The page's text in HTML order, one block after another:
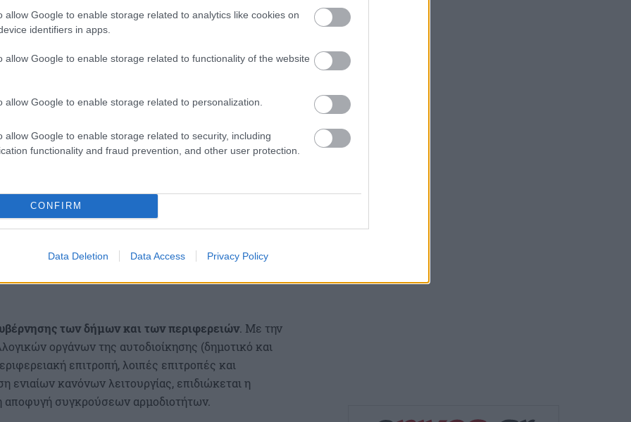
allow Google to enable storage related to analytics like cookies on
identifiers in apps.
allow Google to enable storage related to functionality of the website
allow Google to enable storage related to personalization.
allow Google to enable storage related to security, including
functionality and fraud prevention, and other user protection.
CONFIRM
Data Deletion Data Access Privacy Policy
του. Αναβάθμιση των συμβουλίων νέων, με
διαδικασία ψηφοφορίας.
των αιρετών οργάνων.Η υποχρέωση
των ψηφιακών μέσων και η ενίσχυση των
ενός πλαισίου που ενισχύει την εμπιστοσύνη
των δήμων και των περιφερειών. Με την
οργάνων της αυτοδιοίκησης (δημοτικό και
επιτροπή, λοιπές επιτροπές και
ενιαίων κανόνων λειτουργίας, επιδιώκεται η
αποφυγή συγκρούσεων αρμοδιοτήτων.